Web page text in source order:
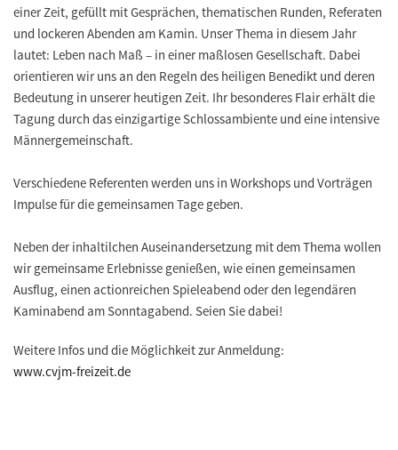
einer Zeit, gefüllt mit Gesprächen, thematischen Runden, Referaten
und lockeren Abenden am Kamin. Unser Thema in diesem Jahr
lautet: Leben nach Maß – in einer maßlosen Gesellschaft. Dabei
orientieren wir uns an den Regeln des heiligen Benedikt und deren
Bedeutung in unserer heutigen Zeit. Ihr besonderes Flair erhält die
Tagung durch das einzigartige Schlossambiente und eine intensive
Männergemeinschaft.
Verschiedene Referenten werden uns in Workshops und Vorträgen
Impulse für die gemeinsamen Tage geben.
Neben der inhaltilchen Auseinandersetzung mit dem Thema wollen
wir gemeinsame Erlebnisse genießen, wie einen gemeinsamen
Ausflug, einen actionreichen Spieleabend oder den legendären
Kaminabend am Sonntagabend. Seien Sie dabei!
Weitere Infos und die Möglichkeit zur Anmeldung:
www.cvjm-freizeit.de